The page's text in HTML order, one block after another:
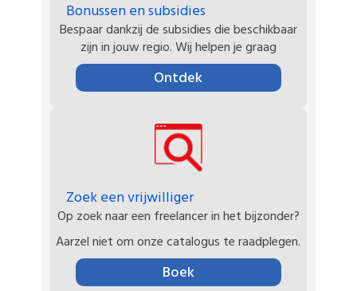
Bonussen en subsidies
Bespaar dankzij de subsidies die beschikbaar
zijn in jouw regio. Wij helpen je graag
Ontdek
Zoek een vrijwilliger
Op zoek naar een freelancer in het bijzonder?
Aarzel niet om onze catalogus te raadplegen.
Boek